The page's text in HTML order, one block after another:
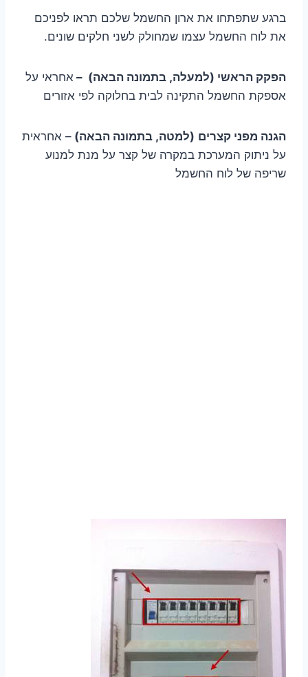
ברגע שתפתחו את ארון החשמל שלכם תראו לפניכם
את לוח החשמל עצמו שמחולק לשני חלקים שונים.
הפקק הראשי (למעלה, בתמונה הבאה) – אחראי על
אספקת החשמל התקינה לבית בחלוקה לפי אזורים
הגנה מפני קצרים (למטה, בתמונה הבאה) – אחראית
על ניתוק המערכת במקרה של קצר על מנת למנוע
שריפה של לוח החשמל